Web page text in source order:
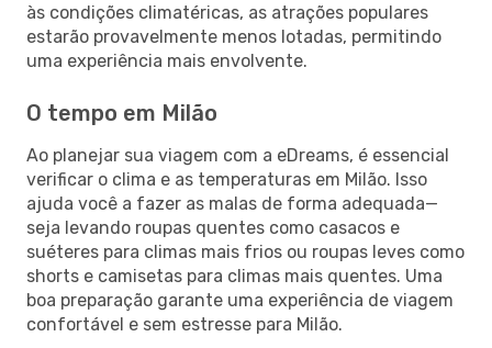
às condições climatéricas, as atrações populares
estarão provavelmente menos lotadas, permitindo
uma experiência mais envolvente.
O tempo em Milão
Ao planejar sua viagem com a eDreams, é essencial
verificar o clima e as temperaturas em Milão. Isso
ajuda você a fazer as malas de forma adequada—
seja levando roupas quentes como casacos e
suéteres para climas mais frios ou roupas leves como
shorts e camisetas para climas mais quentes. Uma
boa preparação garante uma experiência de viagem
confortável e sem estresse para Milão.